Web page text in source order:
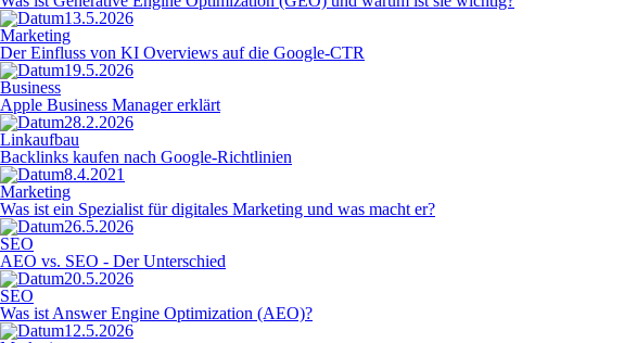
13.5.2026
Marketing
Der Einfluss von KI Overviews auf die Google-CTR
19.5.2026
Business
Apple Business Manager erklärt
28.2.2026
Linkaufbau
Backlinks kaufen nach Google-Richtlinien
8.4.2021
Marketing
Was ist ein Spezialist für digitales Marketing und was macht er?
26.5.2026
SEO
AEO vs. SEO - Der Unterschied
20.5.2026
SEO
Was ist Answer Engine Optimization (AEO)?
12.5.2026